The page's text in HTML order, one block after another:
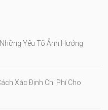
Yếu Tố Ảnh Hưởng
Xác Định Chi Phí Cho